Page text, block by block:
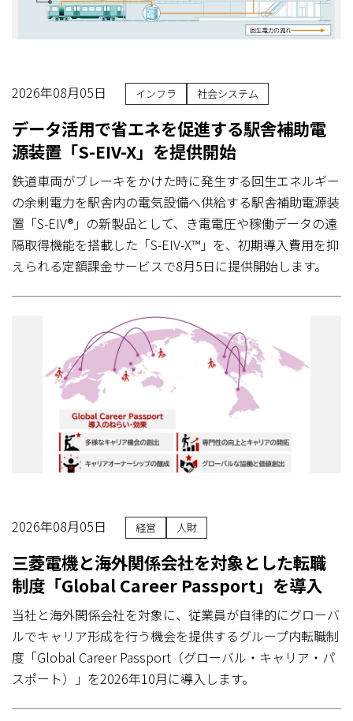
2026年08月05日 インフラ 社会システム
データ活用で省エネを促進する駅舎補助電
源装置「S-EIV-X」を提供開始
鉄道車両がブレーキをかけた時に発生する回生エネルギー
の余剰電力を駅舎内の電気設備へ供給する駅舎補助電源装
置「S-EIV®」の新製品として、き電電圧や稼働データの遠
隔取得機能を搭載した「S-EIV-X™」を、初期導入費用を抑
えられる定額課金サービスで8月5日に提供開始します。
2026年08月05日 経営 人財
三菱電機と海外関係会社を対象とした転職
制度「Global Career Passport」を導入
当社と海外関係会社を対象に、従業員が自律的にグローバ
ルでキャリア形成を行う機会を提供するグループ内転職制
度「Global Career Passport（グローバル・キャリア・パ
スポート）」を2026年10月に導入します。